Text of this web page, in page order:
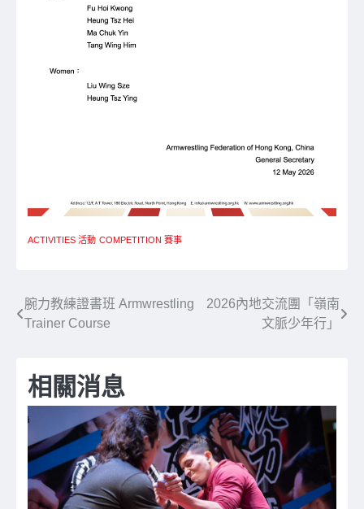
ACTIVITIES 活動 COMPETITION 賽事
文
章
導
覽
腕力教練證書班 Armwrestling
Trainer Course
2026內地交流團「嶺南
文脈少年行」
相關消息